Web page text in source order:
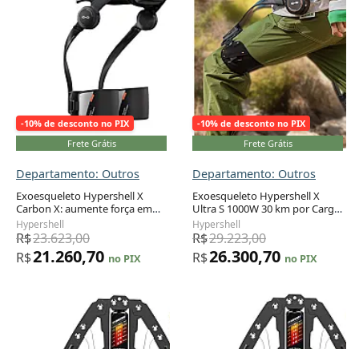
-10% de desconto no PIX
Frete Grátis
Departamento: Outros
Exoesqueleto Hypershell X
Carbon X: aumente força em
30%, corra até 20 km/h e vença
trilhas com menor esforço
Hypershell
R$23.623,00
R$21.260,70 no PIX
-10% de desconto no PIX
Frete Grátis
Departamento: Outros
Exoesqueleto Hypershell X
Ultra S 1000W 30 km por Carga
12 Modos IA MotionEngine
Certificado SGS
Hypershell
R$29.223,00
R$26.300,70 no PIX
Adicionar ao carrinho Adicionar ao carrinho